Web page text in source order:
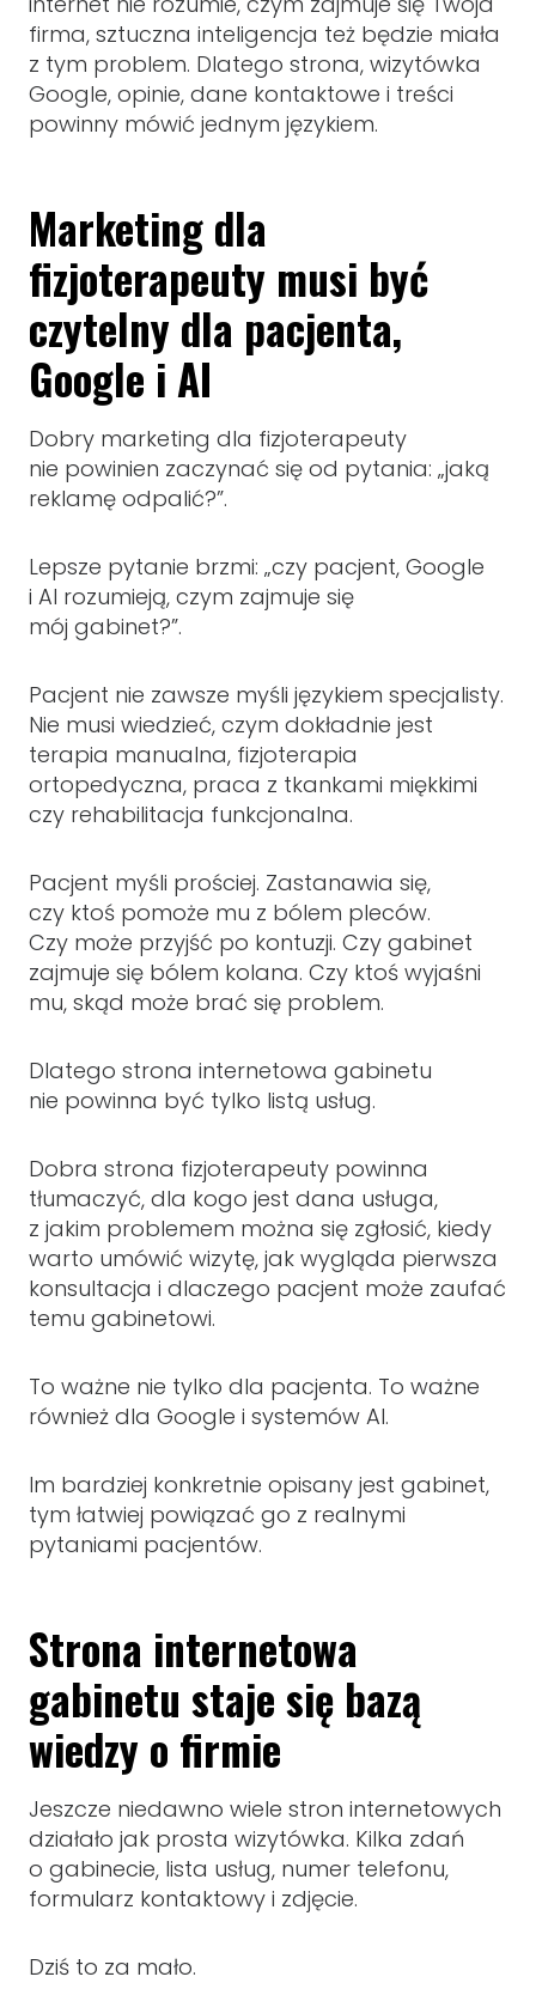
firma, sztuczna inteligencja też będzie miała
z tym problem. Dlatego strona, wizytówka
Google, opinie, dane kontaktowe i treści
powinny mówić jednym językiem.
Marketing dla
fizjoterapeuty musi być
czytelny dla pacjenta,
Google i AI
Dobry marketing dla fizjoterapeuty
nie powinien zaczynać się od pytania: „jaką
reklamę odpalić?”.
Lepsze pytanie brzmi: „czy pacjent, Google
i AI rozumieją, czym zajmuje się
mój gabinet?”.
Pacjent nie zawsze myśli językiem specjalisty.
Nie musi wiedzieć, czym dokładnie jest
terapia manualna, fizjoterapia
ortopedyczna, praca z tkankami miękkimi
czy rehabilitacja funkcjonalna.
Pacjent myśli prościej. Zastanawia się,
czy ktoś pomoże mu z bólem pleców.
Czy może przyjść po kontuzji. Czy gabinet
zajmuje się bólem kolana. Czy ktoś wyjaśni
mu, skąd może brać się problem.
Dlatego strona internetowa gabinetu
nie powinna być tylko listą usług.
Dobra strona fizjoterapeuty powinna
tłumaczyć, dla kogo jest dana usługa,
z jakim problemem można się zgłosić, kiedy
warto umówić wizytę, jak wygląda pierwsza
konsultacja i dlaczego pacjent może zaufać
temu gabinetowi.
To ważne nie tylko dla pacjenta. To ważne
również dla Google i systemów AI.
Im bardziej konkretnie opisany jest gabinet,
tym łatwiej powiązać go z realnymi
pytaniami pacjentów.
Strona internetowa
gabinetu staje się bazą
wiedzy o firmie
Jeszcze niedawno wiele stron internetowych
działało jak prosta wizytówka. Kilka zdań
o gabinecie, lista usług, numer telefonu,
formularz kontaktowy i zdjęcie.
Dziś to za mało.